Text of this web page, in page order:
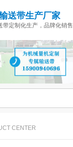
送带生产厂家
带定制化生产，品牌化销售
CENTER